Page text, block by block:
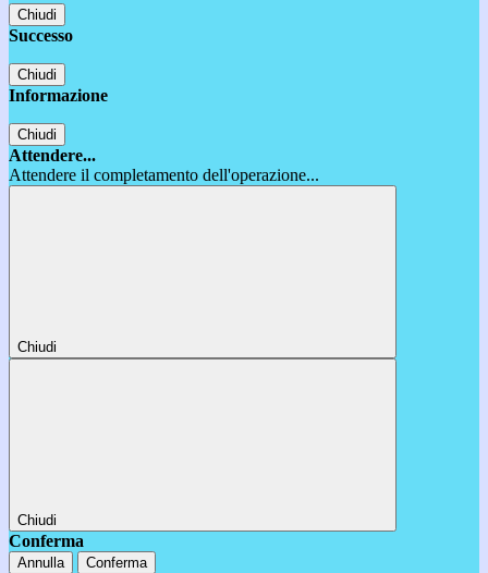
Chiudi
Successo
Chiudi
Informazione
Chiudi
Attendere...
Attendere il completamento dell'operazione...
Chiudi
Chiudi
Conferma
Annulla Conferma